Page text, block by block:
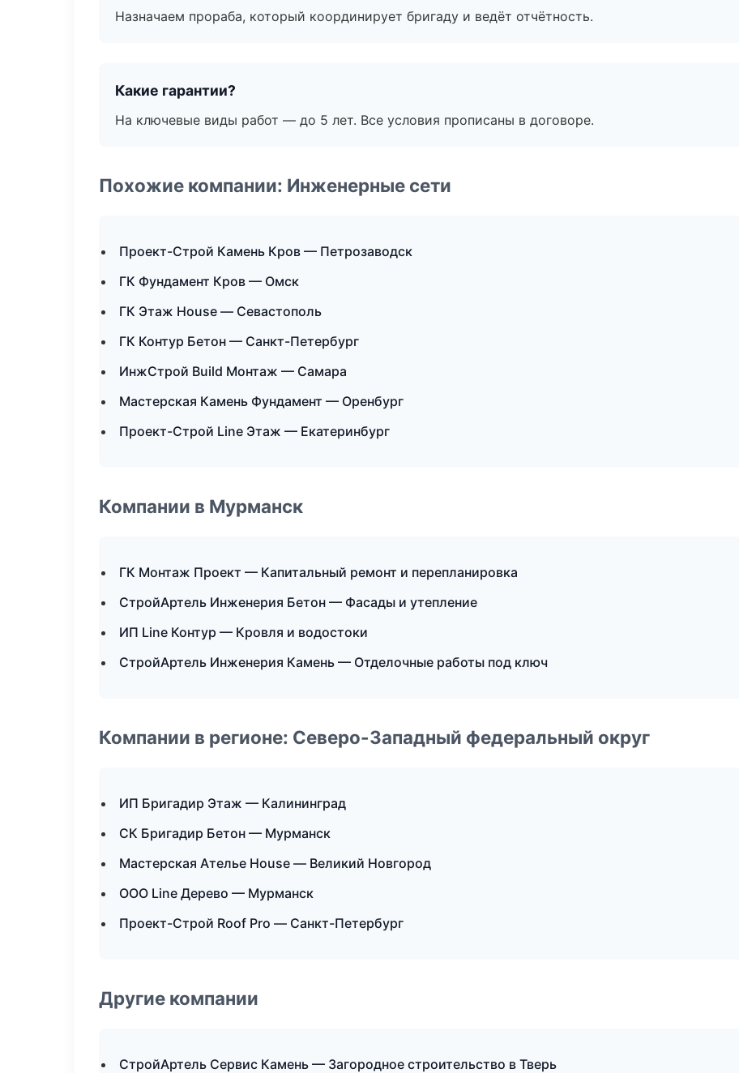
Назначаем прораба, который координирует бригаду и ведёт отчётность.
Какие гарантии?
На ключевые виды работ — до 5 лет. Все условия прописаны в договоре.
Похожие компании: Инженерные сети
Проект-Строй Камень Кров — Петрозаводск
ГК Фундамент Кров — Омск
ГК Этаж House — Севастополь
ГК Контур Бетон — Санкт-Петербург
ИнжСтрой Build Монтаж — Самара
Мастерская Камень Фундамент — Оренбург
Проект-Строй Line Этаж — Екатеринбург
Компании в Мурманск
ГК Монтаж Проект — Капитальный ремонт и перепланировка
СтройАртель Инженерия Бетон — Фасады и утепление
ИП Line Контур — Кровля и водостоки
СтройАртель Инженерия Камень — Отделочные работы под ключ
Компании в регионе: Северо-Западный федеральный округ
ИП Бригадир Этаж — Калининград
СК Бригадир Бетон — Мурманск
Мастерская Ателье House — Великий Новгород
ООО Line Дерево — Мурманск
Проект-Строй Roof Pro — Санкт-Петербург
Другие компании
СтройАртель Сервис Камень — Загородное строительство в Тверь